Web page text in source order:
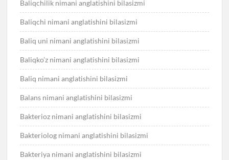
Baliqchilik nimani anglatishini bilasizmi
Baliqchi nimani anglatishini bilasizmi
Baliq uni nimani anglatishini bilasizmi
Baliqko’z nimani anglatishini bilasizmi
Baliq nimani anglatishini bilasizmi
Balans nimani anglatishini bilasizmi
Bakterioz nimani anglatishini bilasizmi
Bakteriolog nimani anglatishini bilasizmi
Bakteriya nimani anglatishini bilasizmi